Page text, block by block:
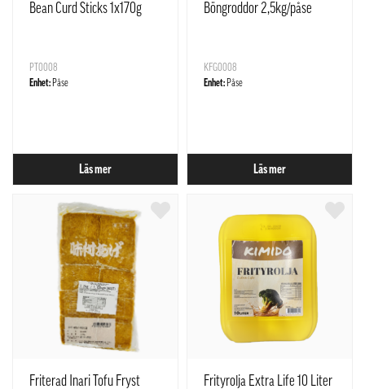
Bean Curd Sticks 1x170g
PT0008
Enhet: Påse
Läs mer
Böngroddor 2,5kg/påse
KFG0008
Enhet: Påse
Läs mer
Friterad Inari Tofu Fryst
Frityrolja Extra Life 10 Liter